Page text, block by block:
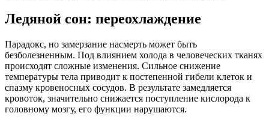
Ледяной сон: переохлаждение
Парадокс, но замерзание насмерть может быть
безболезненным. Под влиянием холода в человеческих тканях
происходят сложные изменения. Сильное снижение
температуры тела приводит к постепенной гибели клеток и
спазму кровеносных сосудов. В результате замедляется
кровоток, значительно снижается поступление кислорода к
головному мозгу, его функции нарушаются.